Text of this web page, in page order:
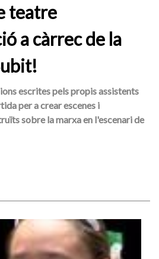
teatre
a càrrec de la
escrites pels propis assistents
per a crear escenes i
sobre la marxa en l'escenari de